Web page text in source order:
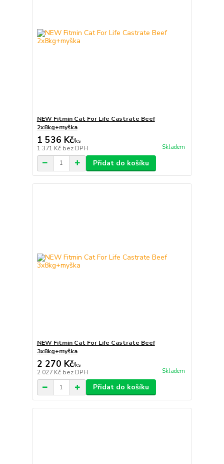
NEW Fitmin Cat For Life Castrate Beef
2x8kg+myška
1 536 Kč/ks
1 371 Kč bez DPH Skladem
Přidat do košíku
NEW Fitmin Cat For Life Castrate Beef
3x8kg+myška
2 270 Kč/ks
2 027 Kč bez DPH Skladem
Přidat do košíku